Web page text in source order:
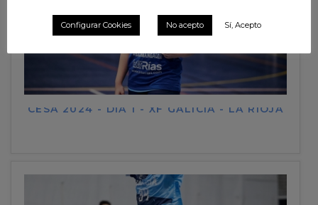
CESA 2024 - DÍA 1 - XF GALICIA - LA RIOJA
Configurar Cookies No acepto Sí, Acepto